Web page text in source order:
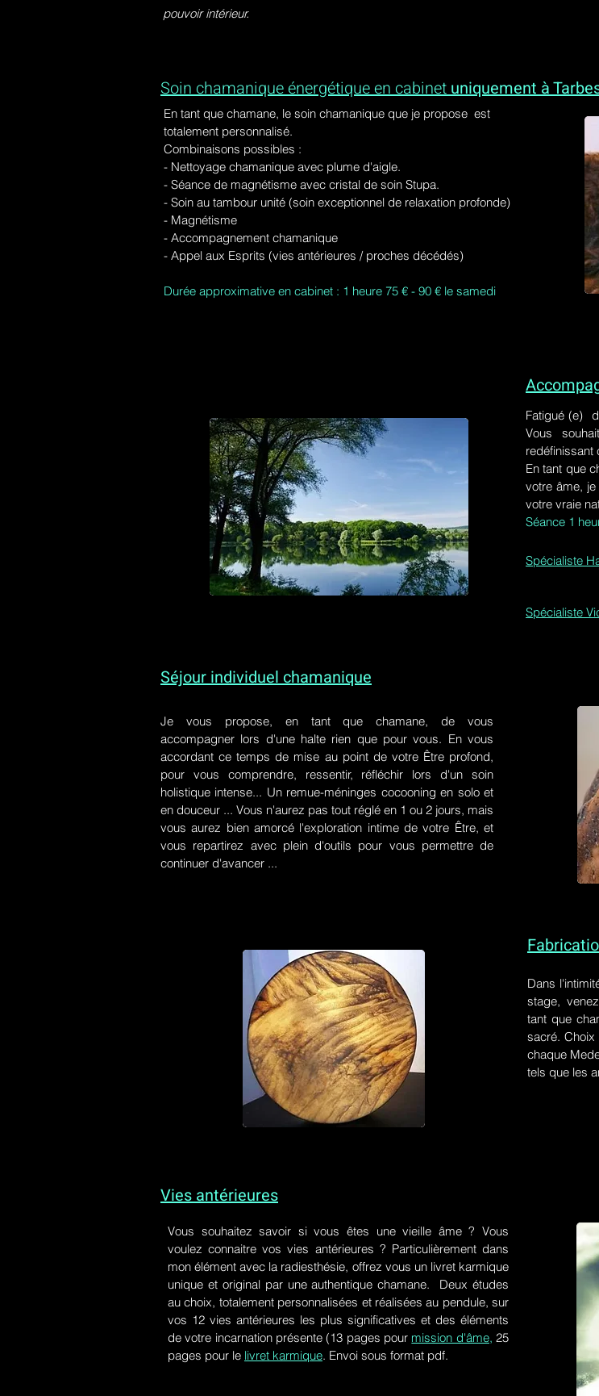
pouvoir intérieur.
Soin chamanique énergétique en cabinetuniquement à
En tant que chamane, le soin chamanique que je propose est
totalement personnalisé.
Combinaisons possibles :
- Nettoyage chamanique avec plume d'aigle.
- Séance de magnétisme avec cristal de soin Stupa.
- Soin au tambour unité (soin exceptionnel de relaxation profonde)
- Magnétisme
- Accompagnement chamanique
- Appel aux Esprits (vies antérieures / proches décédés)
Durée approximative en cabinet : 1 heure 75 € - 90 € le samedi
Fatigué (e)
Vous
redéfinissant
En tant que
votre âme,
votre vraie
Séance 1
Spécialiste
Spécialiste
Séjour individuel chamanique
Je vous propose, en tant que chamane, de vous
accompagner lors d'une halte rien que pour vous. En vous
accordant ce temps de mise au point de votre Être profond,
pour vous comprendre, ressentir, réfléchir lors d'un soin
holistique intense... Un remue-méninges cocooning en solo et
en douceur ... Vous n'aurez pas tout réglé en 1 ou 2 jours, mais
vous aurez bien amorcé l'exploration intime de votre Être, et
vous repartirez avec plein d'outils pour vous permettre de
continuer d'avancer ...
Dans
stage,
tant que
sacré.
chaque
tels que les
Vies antérieures
Vous souhaitez savoir si vous êtes une vieille âme ? Vous
voulez connaitre vos vies antérieures ? Particulièrement dans
mon élément avec la radiesthésie, offrez vous un livret karmique
unique et original par une authentique chamane. Deux études
au choix, totalement personnalisées et réalisées au pendule, sur
vos 12 vies antérieures les plus significatives et des éléments
de votre incarnation présente (13 pages pour mission d'âme, 25
pages pour le livret karmique. Envoi sous format pdf.